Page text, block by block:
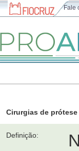
Fale
Cirurgias de
Definição: